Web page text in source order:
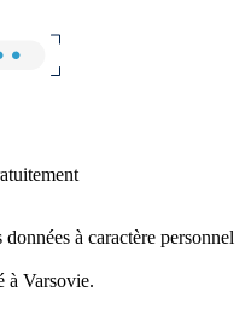
à caractère personnel
Varsovie.